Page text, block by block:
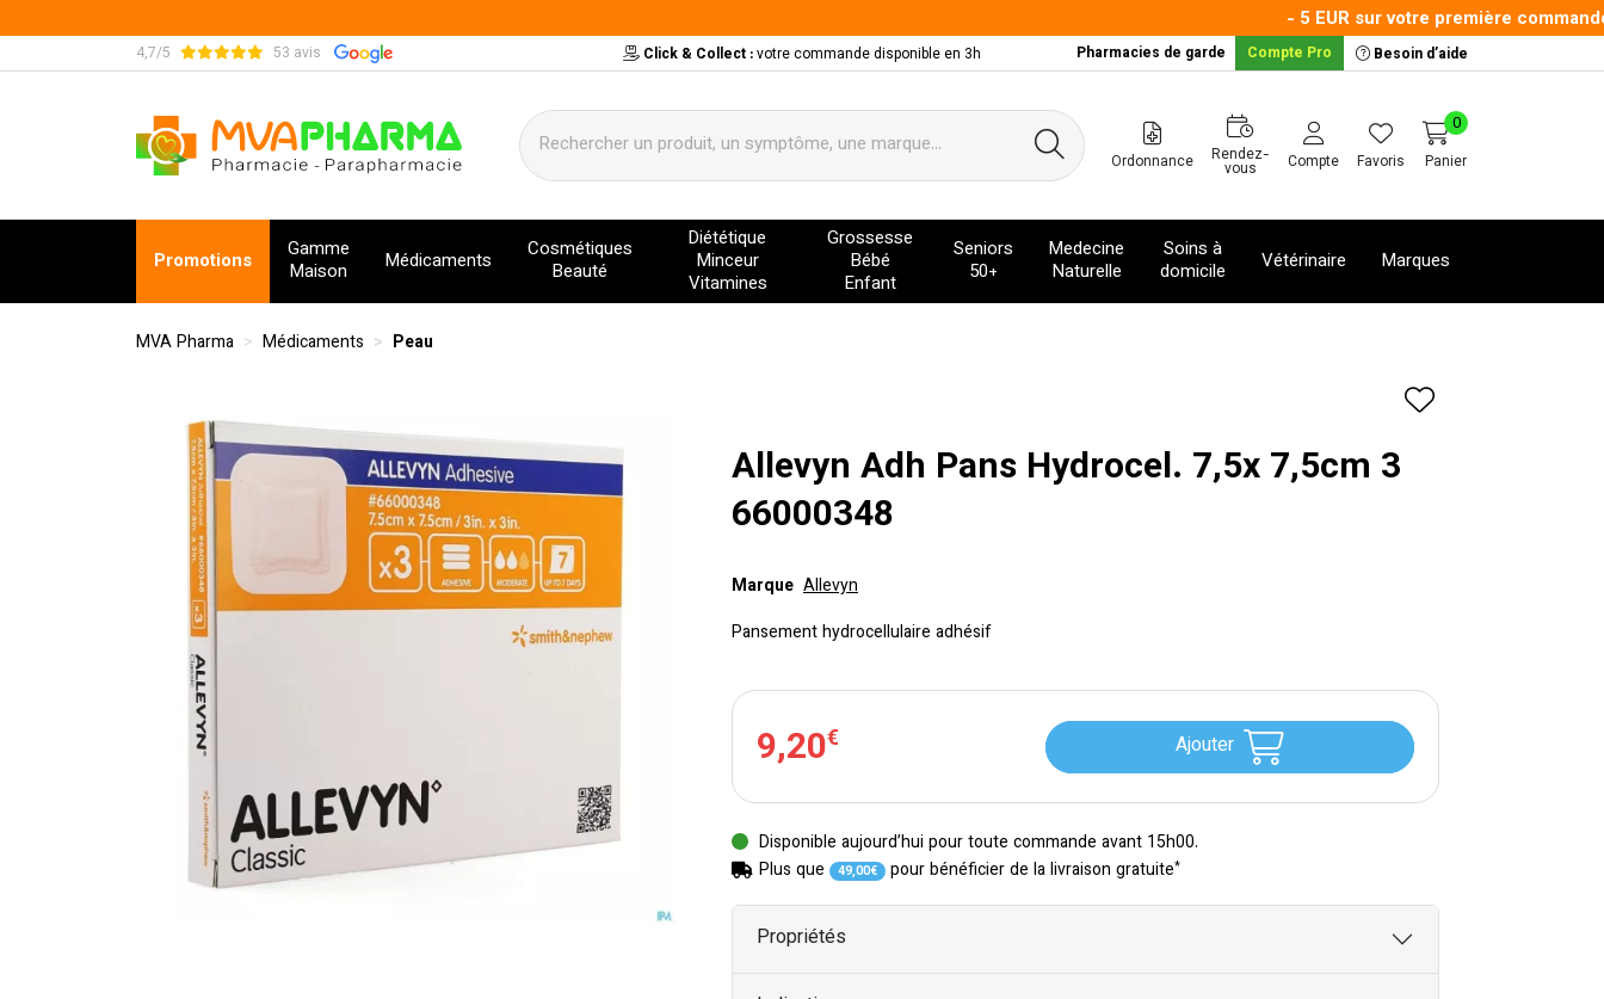
- 5 EUR sur votre première commande
4,7/5 53 avis Click & Collect :votre commande disponible en 3h Pharmacies de garde Compte Pro Besoin d’aide
MVA Pharma Votre pharmacie en ligne à votre service Ordonnance Rendez-
vous Compte Favoris Panier
0
Promotions
Gamme
Maison
Médicaments
Cosmétiques
Beauté
Diététique
Minceur
Vitamines
Grossesse
Bébé
Enfant
Seniors
50+
Medecine
Naturelle
Soins à
domicile
Vétérinaire Marques
MVA Pharma Médicaments Peau
Allevyn Adh Pans Hydrocel. 7,5x 7,5cm 3
66000348
Marque Allevyn
Pansement hydrocellulaire adhésif
9,20€ Ajouter
Disponible aujourd’hui pour toute commande avant 15h00.
Plus que
49,00€ pour bénéficier de la livraison gratuite*
Propriétés